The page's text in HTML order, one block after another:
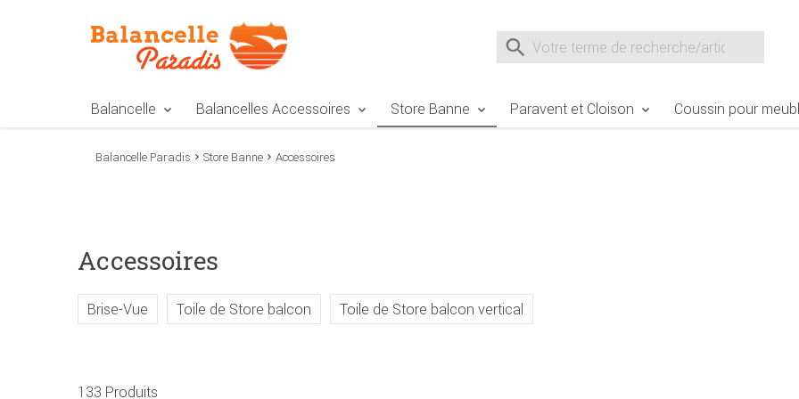
Suche nach
Balancelle Balancelles Accessoires Store Banne Paravent et Cloison Coussin pour
Balancelle Paradis Store Banne Accessoires
Accessoires
Brise-Vue Toile de Store balcon Toile de Store balcon vertical
133 Produits